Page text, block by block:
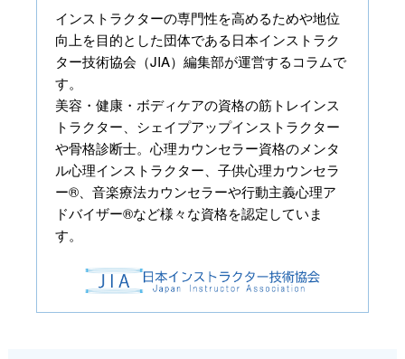
インストラクターの専門性を高めるためや地位
向上を目的とした団体である日本インストラク
ター技術協会（JIA）編集部が運営するコラムで
す。
美容・健康・ボディケアの資格の筋トレインス
トラクター、シェイプアップインストラクター
や骨格診断士。心理カウンセラー資格のメンタ
ル心理インストラクター、子供心理カウンセラ
ー®、音楽療法カウンセラーや行動主義心理ア
ドバイザー®など様々な資格を認定していま
す。